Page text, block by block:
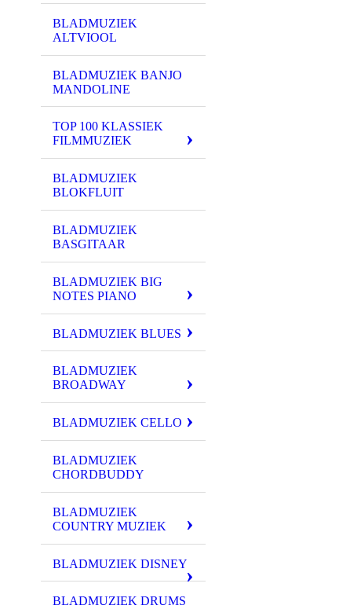
BLADMUZIEK
ALTVIOOL
BLADMUZIEK BANJO
MANDOLINE
TOP 100 KLASSIEK
FILMMUZIEK
BLADMUZIEK
BLOKFLUIT
BLADMUZIEK
BASGITAAR
BLADMUZIEK BIG
NOTES PIANO
BLADMUZIEK BLUES
BLADMUZIEK
BROADWAY
BLADMUZIEK CELLO
BLADMUZIEK
CHORDBUDDY
BLADMUZIEK
COUNTRY MUZIEK
BLADMUZIEK DISNEY
BLADMUZIEK DRUMS